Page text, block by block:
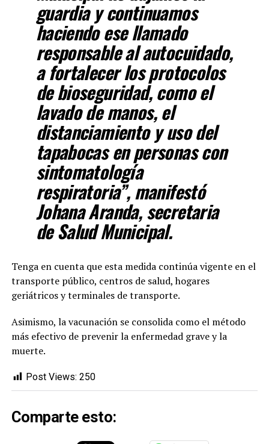
guardia y continuamos
haciendo ese llamado
responsable al autocuidado,
a fortalecer los protocolos
de bioseguridad, como el
lavado de manos, el
distanciamiento y uso del
tapabocas en personas con
sintomatología
respiratoria”, manifestó
Johana Aranda, secretaria
de Salud Municipal.
Tenga en cuenta que esta medida continúa vigente en el
transporte público, centros de salud, hogares
geriátricos y terminales de transporte.
Asimismo, la vacunación se consolida como el método
más efectivo de prevenir la enfermedad grave y la
muerte.
Post Views: 250
Comparte esto: